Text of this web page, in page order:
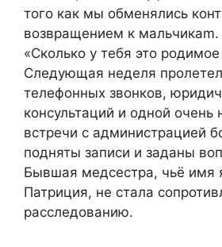
того как мы обменялись
возвращением к мальчикаm.
«Сколько у тебя это родимое
Следующая неделя
телефонных звонков,
консультаций и одной очень
встречи с администрацией
подняты записи и заданы
Бывшая медсестра, чьё имя
Патриция, не стала
расследованию.